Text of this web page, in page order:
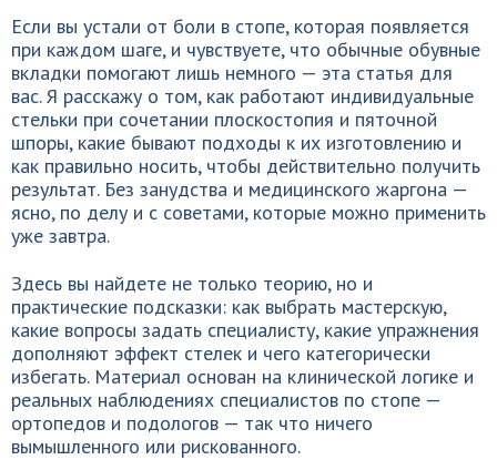
Если вы устали от боли в стопе, которая появляется
при каждом шаге, и чувствуете, что обычные обувные
вкладки помогают лишь немного — эта статья для
вас. Я расскажу о том, как работают индивидуальные
стельки при сочетании плоскостопия и пяточной
шпоры, какие бывают подходы к их изготовлению и
как правильно носить, чтобы действительно получить
результат. Без занудства и медицинского жаргона —
ясно, по делу и с советами, которые можно применить
уже завтра.
Здесь вы найдете не только теорию, но и
практические подсказки: как выбрать мастерскую,
какие вопросы задать специалисту, какие упражнения
дополняют эффект стелек и чего категорически
избегать. Материал основан на клинической логике и
реальных наблюдениях специалистов по стопе —
ортопедов и подологов — так что ничего
вымышленного или рискованного.